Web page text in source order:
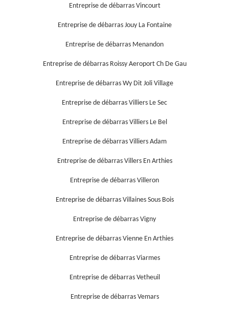
Entreprise de débarras Vincourt
Entreprise de débarras Jouy La Fontaine
Entreprise de débarras Menandon
Entreprise de débarras Roissy Aeroport Ch De Gau
Entreprise de débarras Wy Dit Joli Village
Entreprise de débarras Villiers Le Sec
Entreprise de débarras Villiers Le Bel
Entreprise de débarras Villiers Adam
Entreprise de débarras Villers En Arthies
Entreprise de débarras Villeron
Entreprise de débarras Villaines Sous Bois
Entreprise de débarras Vigny
Entreprise de débarras Vienne En Arthies
Entreprise de débarras Viarmes
Entreprise de débarras Vetheuil
Entreprise de débarras Vemars